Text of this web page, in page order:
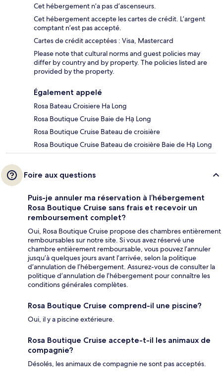
Cet hébergement n’a pas d’ascenseurs.
Cet hébergement accepte les cartes de crédit. L’argent
comptant n’est pas accepté.
Cartes de crédit acceptées : Visa, Mastercard
Please note that cultural norms and guest policies may
differ by country and by property. The policies listed are
provided by the property.
Également appelé
Rosa Bateau Croisiere Ha Long
Rosa Boutique Cruise Baie de Hạ Long
Rosa Boutique Cruise Bateau de croisière
Rosa Boutique Cruise Bateau de croisière Baie de Hạ Long
Foire aux questions
Puis-je annuler ma réservation à l’hébergement
Rosa Boutique Cruise sans frais et recevoir un
remboursement complet?
Oui, Rosa Boutique Cruise propose des chambres entièrement
remboursables sur notre site. Si vous avez réservé une
chambre entièrement remboursable, vous pouvez l’annuler
jusqu’à quelques jours avant l’arrivée, selon la politique
d’annulation de l’hébergement. Assurez-vous de consulter la
politique d’annulation de l’hébergement pour connaître les
conditions générales complètes.
Rosa Boutique Cruise comprend-il une piscine?
Oui, il y a piscine extérieure.
Rosa Boutique Cruise accepte-t-il les animaux de
compagnie?
Désolés, les animaux de compagnie ne sont pas acceptés.